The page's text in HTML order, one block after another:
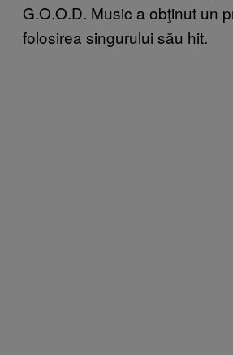
G.O.O.D. Music a obţinut un
folosirea singurului său hit.